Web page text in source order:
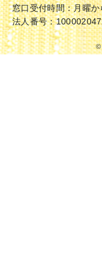
窓口受付時間：月曜
法人番号：
©